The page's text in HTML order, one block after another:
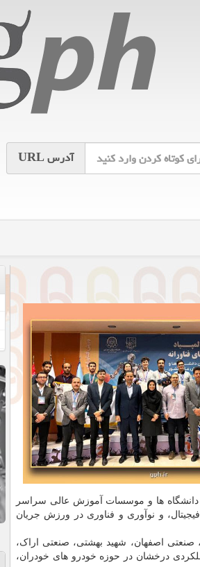
آدرسURL
کشور با حضور ۷۰۰ دانشجوی دختر و پسر از دانشگاه ها و موسسات آموزش عالی سراسر
و نوآوری و فناوری در ورزش جریان
امیرکبیر، صنعتی اصفهان، شهید بهشتی، صنعتی اراک،
درخشان در حوزه خودرو های خودران،